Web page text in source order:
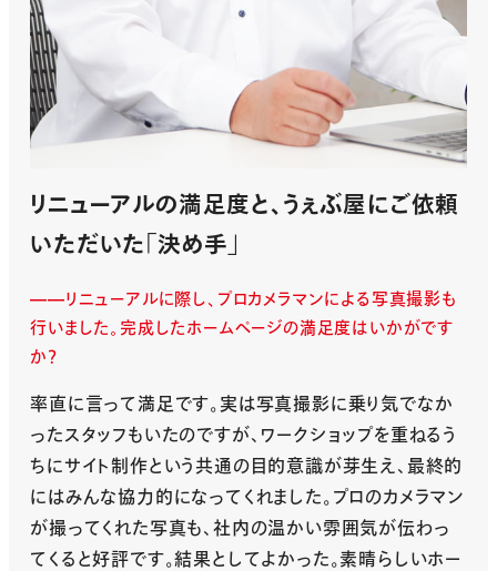
リニューアルの満足度と、うぇぶ屋にご依頼
いただいた「決め手」
リニューアルに際し、プロカメラマンによる写真撮影も
行いました。完成したホームページの満足度はいかがです
か？
率直に言って満足です。実は写真撮影に乗り気でなか
ったスタッフもいたのですが、ワークショップを重ねるう
ちにサイト制作という共通の目的意識が芽生え、最終的
にはみんな協力的になってくれました。プロのカメラマン
が撮ってくれた写真も、社内の温かい雰囲気が伝わっ
てくると好評です。結果としてよかった。素晴らしいホー